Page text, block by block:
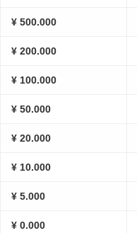
¥ 500.000
¥ 200.000
¥ 100.000
¥ 50.000
¥ 20.000
¥ 10.000
¥ 5.000
¥ 0.000